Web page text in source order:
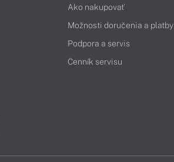
Ako nakupovať
Možnosti doručenia a platby
Podpora a servis
Cenník servisu